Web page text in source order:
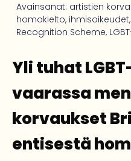
Avainsanat: artistien
homokielto, ihmisoikeudet,
Recognition Scheme,
Yli tuhat
vaarassa
korvaukset
entisestä